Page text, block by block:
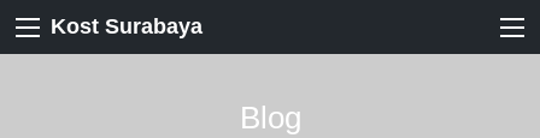
Kost Surabaya
Blog